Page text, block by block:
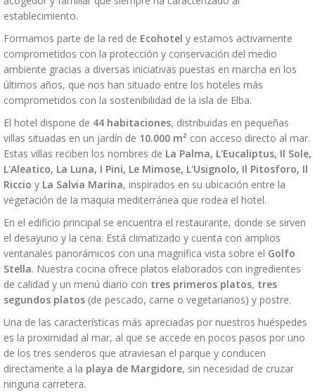
establecimiento.
Formamos parte de la red de Ecohotel y estamos activamente
comprometidos con la protección y conservación del medio
ambiente gracias a diversas iniciativas puestas en marcha en los
últimos años, que nos han situado entre los hoteles más
comprometidos con la sostenibilidad de la isla de Elba.
El hotel dispone de 44 habitaciones, distribuidas en pequeñas
villas situadas en un jardín de 10.000 m² con acceso directo al mar.
Estas villas reciben los nombres de La Palma, L'Eucaliptus, Il Sole,
L'Aleatico, La Luna, I Pini, Le Mimose, L'Usignolo, Il Pitosforo, Il
Riccio y La Salvia Marina, inspirados en su ubicación entre la
vegetación de la maquia mediterránea que rodea el hotel.
En el edificio principal se encuentra el restaurante, donde se sirven
el desayuno y la cena. Está climatizado y cuenta con amplios
ventanales panorámicos con una magnífica vista sobre el Golfo
Stella. Nuestra cocina ofrece platos elaborados con ingredientes
de calidad y un menú diario con tres primeros platos, tres
segundos platos (de pescado, carne o vegetarianos) y postre.
Una de las características más apreciadas por nuestros huéspedes
es la proximidad al mar, al que se accede en pocos pasos por uno
de los tres senderos que atraviesan el parque y conducen
directamente a la playa de Margidore, sin necesidad de cruzar
ninguna carretera.